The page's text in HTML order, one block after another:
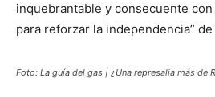
inquebrantable y consecuente
para reforzar la independencia”
Foto: La guía del gas | ¿Una represalia más de